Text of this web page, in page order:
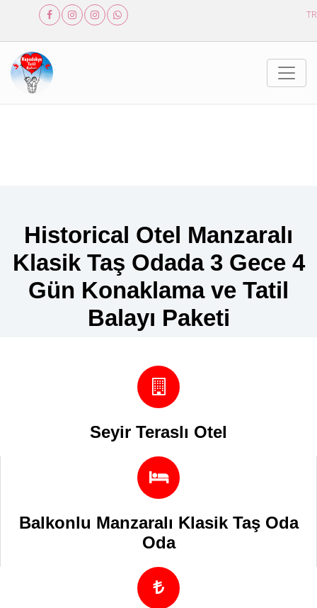
TR
Historical Otel Manzaralı
Klasik Taş Odada 3 Gece 4
Gün Konaklama ve Tatil
Balayı Paketi
Seyir Teraslı Otel
Balkonlu Manzaralı Klasik Taş Oda
Oda